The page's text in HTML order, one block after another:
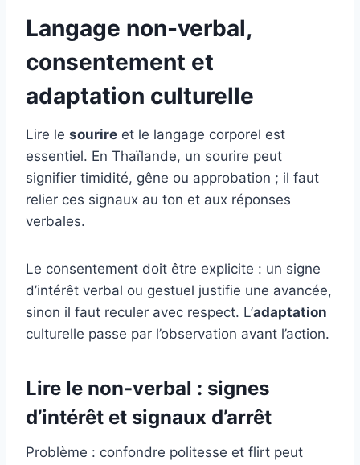
Langage non-verbal,
consentement et
adaptation culturelle
Lire le sourire et le langage corporel est
essentiel. En Thaïlande, un sourire peut
signifier timidité, gêne ou approbation ; il faut
relier ces signaux au ton et aux réponses
verbales.
Le consentement doit être explicite : un signe
d’intérêt verbal ou gestuel justifie une avancée,
sinon il faut reculer avec respect. L’adaptation
culturelle passe par l’observation avant l’action.
Lire le non-verbal : signes
d’intérêt et signaux d’arrêt
Problème : confondre politesse et flirt peut